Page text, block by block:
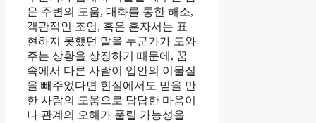
은 주변의 도움, 대화를 통한 해소,
객관적인 조언, 혹은 혼자서는 표
현하지 못했던 말을 누군가가 도와
주는 상황을 상징하기 때문에, 꿈
속에서 다른 사람이 입안의 이물질
을 빼주었다면 현실에서도 믿을 만
한 사람의 도움으로 답답한 마음이
나 관계의 오해가 풀릴 가능성을